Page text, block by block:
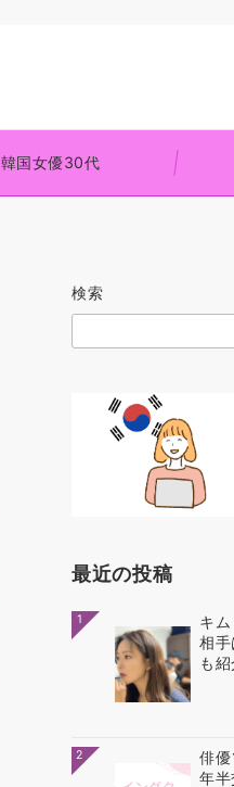
韓国女優30代
検索
最近の投稿
1
キ
相
も紹
2
俳
年